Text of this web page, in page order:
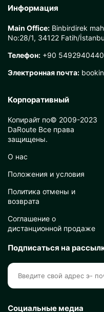
Информация
Main Office: Binbirdirek
No:28/1, 34122 Fatih/
Телефон: +90 5492940440
Электронная почта:
Корпоративный
Копирайт по© 2009-2023
DaRoute Все права
защищены.
О нас
Положения и условия
Политика отмены и
возврата
Соглашение о
дистанционной продаже
Подписаться на
Социальные медиа